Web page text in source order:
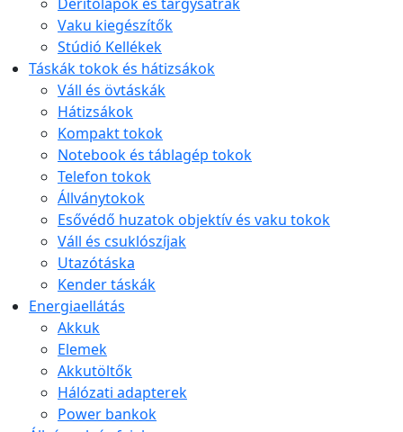
Derítőlapok és tárgysátrak
Vaku kiegészítők
Stúdió Kellékek
Táskák tokok és hátizsákok
Váll és övtáskák
Hátizsákok
Kompakt tokok
Notebook és táblagép tokok
Telefon tokok
Állványtokok
Esővédő huzatok objektív és vaku tokok
Váll és csuklószíjak
Utazótáska
Kender táskák
Energiaellátás
Akkuk
Elemek
Akkutöltők
Hálózati adapterek
Power bankok